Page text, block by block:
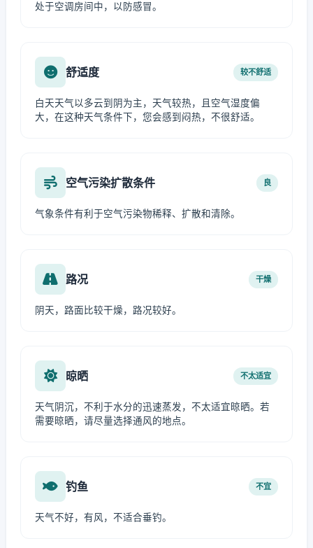
处于空调房间中，以防感冒。
舒适度 较不舒适
白天天气以多云到阴为主，天气较热，且空气湿度偏
大，在这种天气条件下，您会感到闷热，不很舒适。
空气污染扩散条件 良
气象条件有利于空气污染物稀释、扩散和清除。
路况 干燥
阴天，路面比较干燥，路况较好。
晾晒 不太适宜
天气阴沉，不利于水分的迅速蒸发，不太适宜晾晒。若
需要晾晒，请尽量选择通风的地点。
钓鱼 不宜
天气不好，有风，不适合垂钓。